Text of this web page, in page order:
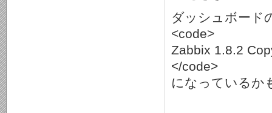
ダッシュボード
<code>
Zabbix 1.8.2
</code>
になっているか